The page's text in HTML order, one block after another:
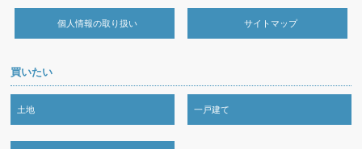
個人情報の取り扱い サイトマップ
買いたい
土地 一戸建て